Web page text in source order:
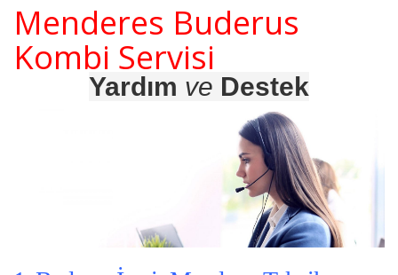
Menderes Buderus
Kombi Servisi
Yardım ve Destek